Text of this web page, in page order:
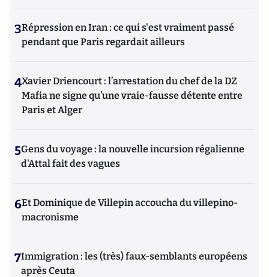
3Répression en Iran : ce qui s'est vraiment passé
pendant que Paris regardait ailleurs
4Xavier Driencourt : l’arrestation du chef de la DZ
Mafia ne signe qu’une vraie-fausse détente entre
Paris et Alger
5Gens du voyage : la nouvelle incursion régalienne
d'Attal fait des vagues
6Et Dominique de Villepin accoucha du villepino-
macronisme
7Immigration : les (très) faux-semblants européens
après Ceuta